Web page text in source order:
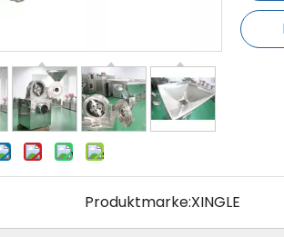
Produktmarke:XINGLE